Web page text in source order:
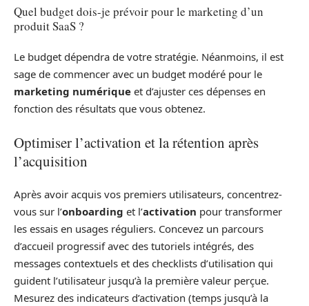
Quel budget dois-je prévoir pour le marketing d’un
produit SaaS ?
Le budget dépendra de votre stratégie. Néanmoins, il est
sage de commencer avec un budget modéré pour le
marketing numérique et d’ajuster ces dépenses en
fonction des résultats que vous obtenez.
Optimiser l’activation et la rétention après
l’acquisition
Après avoir acquis vos premiers utilisateurs, concentrez-
vous sur l’onboarding et l’activation pour transformer
les essais en usages réguliers. Concevez un parcours
d’accueil progressif avec des tutoriels intégrés, des
messages contextuels et des checklists d’utilisation qui
guident l’utilisateur jusqu’à la première valeur perçue.
Mesurez des indicateurs d’activation (temps jusqu’à la